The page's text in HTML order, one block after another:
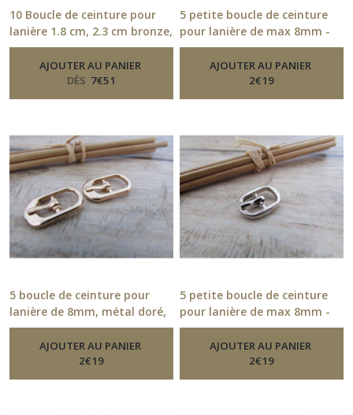
10 Boucle de ceinture pour
lanière 1.8 cm, 2.3 cm bronze,
argenté-Boucle De Ceinture
AJOUTER AU PANIER
DÈS 7€51
5 petite boucle de ceinture
pour lanière de max 8mm -
métal argenté - 16.52-Boucle
De CeintureAJOUTER AU PANIER
2€19
5 boucle de ceinture pour
lanière de 8mm, métal doré,
argenté, gris foncé-Boucle De
CeintureAJOUTER AU PANIER
2€19
5 petite boucle de ceinture
pour lanière de max 8mm -
métal argenté - 15.52-Boucle
De CeintureAJOUTER AU PANIER
2€19